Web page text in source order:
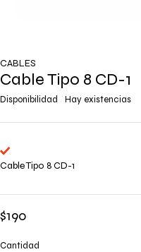
CABLES
Cable Tipo 8 CD-1
Disponibilidad Hay existencias
Cable Tipo 8 CD-1
$190
Cantidad